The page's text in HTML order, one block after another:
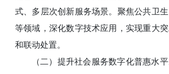
式、多层次创新服务场景。聚焦公共卫
等领域，深化数字技术应用，实现重大
和联动处置。
（二）提升社会服务数字化普惠水